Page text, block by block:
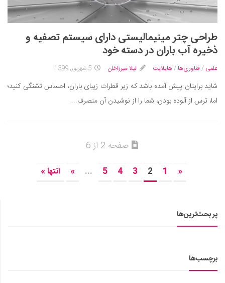
طراحی چتر مینیمالیستی دارای سیستم تصفیه و
ذخیره آب باران در دسته خود
علمی / فناوری‌ها / هایلایت لیلا میرزاخان 5 شهریور, 1399
شاید برایتان پیش آمده باشد که زیر قطرات زیبای باران، احساس تشنگی کنید؛
اما، ترس از آلوده بودن، شما را از نوشیدن آن منصرف...
صفحه 2 از 6
«
1
2
3
4
5
...
» انتها »
پر بحث‌ترین‌ها
برچسب‌ها